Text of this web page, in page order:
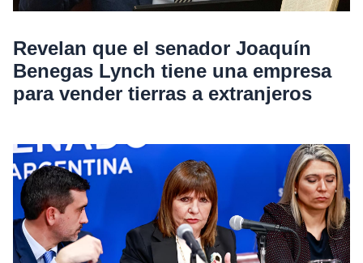
Revelan que el senador Joaquín
Benegas Lynch tiene una empresa
para vender tierras a extranjeros